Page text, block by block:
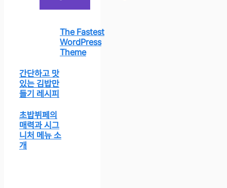
The Fastest
WordPress
Theme
간단하고 맛
있는 김밥만
들기 레시피
초밥뷔페의
매력과 시그
니처 메뉴 소
개